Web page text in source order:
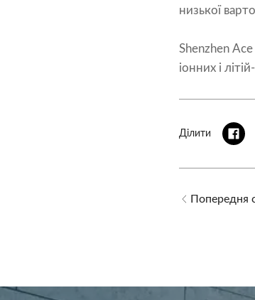
низької
Shenzhen
іонних і
Ділити
Попередня